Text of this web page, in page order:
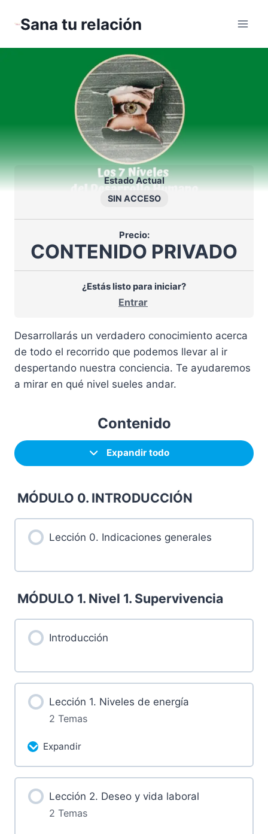
Sana tu relación
Estado Actual
SIN ACCESO
Precio:
CONTENIDO PRIVADO
¿Estás listo para iniciar?
Entrar
Desarrollarás un verdadero conocimiento acerca
de todo el recorrido que podemos llevar al ir
despertando nuestra conciencia. Te ayudaremos
a mirar en qué nivel sueles andar.
Contenido
Expandir todo
MÓDULO 0. INTRODUCCIÓN
Lección 0. Indicaciones generales
MÓDULO 1. Nivel 1. Supervivencia
Introducción
Lección 1. Niveles de energía
2 Temas
Expandir
0% Completado 0/2 pasos
Lección 2. Deseo y vida laboral
2 Temas